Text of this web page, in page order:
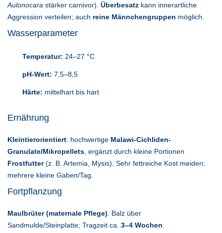
Aulonocara stärker carnivor). Überbesatz kann innerartliche
Aggression verteilen; auch reine Männchengruppen möglich.
Wasserparameter
Temperatur: 24–27 °C
pH-Wert: 7,5–8,5
Härte: mittelhart bis hart
Ernährung
Kleintierorientiert: hochwertige Malawi-Cichliden-
Granulate/Mikropellets, ergänzt durch kleine Portionen
Frostfutter(z. B. Artemia, Mysis). Sehr fettreiche Kost meiden;
mehrere kleine Gaben/Tag.
Fortpflanzung
Maulbrüter (maternale Pflege). Balz über
Sandmulde/Steinplatte; Tragzeit ca. 3–4 Wochen.